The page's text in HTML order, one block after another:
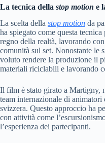
La tecnica della stop motion e
La scelta della stop motion da
ha spiegato come questa
regno della realtà, lavorando
comunità sul set. Nonostante le
voluto rendere la produzione il
materiali riciclabili e lavorando
Il film è stato girato a Martigny,
team internazionale di
svizzera. Questo approccio ha
con attività come
l’esperienza dei partecipanti.